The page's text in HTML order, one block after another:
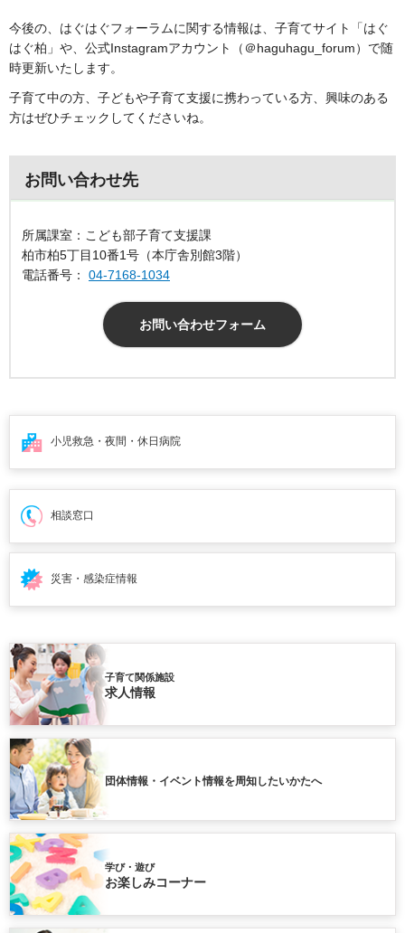
今後の、はぐはぐフォーラムに関する情報は、子育てサイト「はぐ
はぐ柏」や、公式Instagramアカウント（＠haguhagu_forum）で随
時更新いたします。
子育て中の方、子どもや子育て支援に携わっている方、興味のある
方はぜひチェックしてくださいね。
お問い合わせ先
所属課室：こども部子育て支援課
柏市柏5丁目10番1号（本庁舎別館3階）
電話番号：
04-7168-1034
お問い合わせフォーム
小児救急・夜間・ 休日病院
相談窓口
災害・感染症情報
子育て関係施設
求人情報
団体情報・イベント情報を周知したいかたへ
学び・遊び
お楽しみコーナー